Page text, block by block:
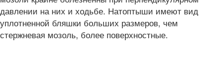
давлении на них и ходьбе. Натоптыши имеют вид
уплотненной бляшки больших размеров, чем
стержневая мозоль, более поверхностные.